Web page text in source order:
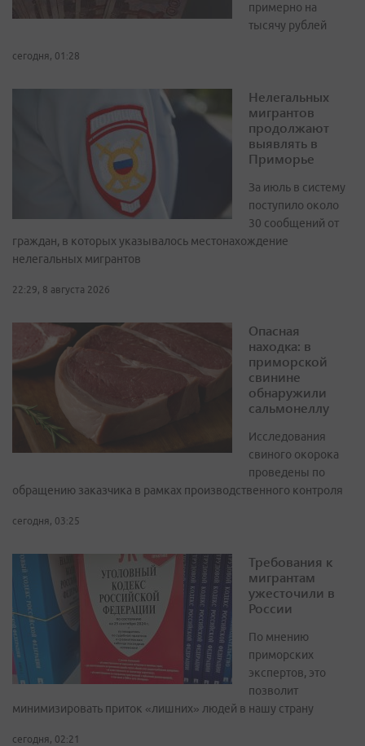
примерно на
тысячу рублей
сегодня, 01:28
Нелегальных
мигрантов
продолжают
выявлять в
Приморье
За июль в систему
поступило около
30 сообщений от
граждан, в которых указывалось местонахождение
нелегальных мигрантов
22:29, 8 августа 2026
Опасная
находка: в
приморской
свинине
обнаружили
сальмонеллу
Исследования
свиного окорока
проведены по
обращению заказчика в рамках производственного контроля
сегодня, 03:25
Требования к
мигрантам
ужесточили в
России
По мнению
приморских
экспертов, это
позволит
минимизировать приток «лишних» людей в нашу страну
сегодня, 02:21